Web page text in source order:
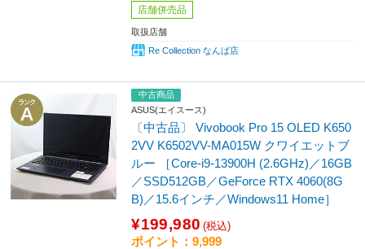
店舗併売品
取扱店舗
Re Collection なんば店
中古商品
ASUS(エイスース)
〔中古品〕 Vivobook Pro 15 OLED K650
2VV K6502VV-MA015W クワイエットブ
ルー ［Core-i9-13900H (2.6GHz)／16GB
／SSD512GB／GeForce RTX 4060(8G
B)／15.6インチ／Windows11 Home］
¥199,980 (税込)
ポイント：9,999